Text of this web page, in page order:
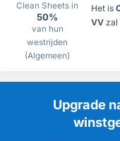
Clean Sheets in
50%
van hun
westrijden
(Algemeen)
Het is
VVzal
Upgrade